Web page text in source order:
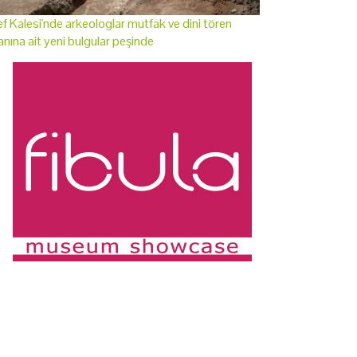
Kalesi'nde arkeologlar mutfak ve dini tören
ait yeni bulgular peşinde